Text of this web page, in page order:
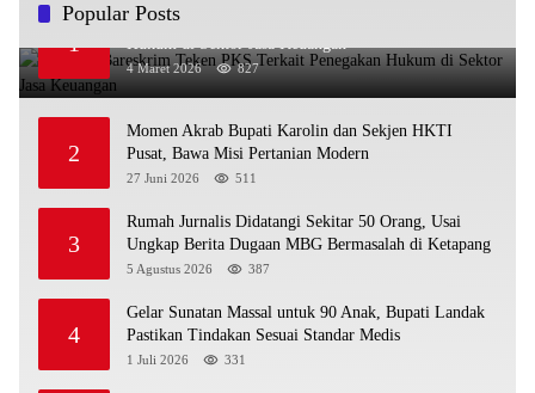
Popular Posts
1
OJK dan Bareskrim Teken PKS Terkait Penegakan
Hukum di Sektor Jasa Keuangan
4 Maret 2026 827
2
Momen Akrab Bupati Karolin dan Sekjen HKTI
27 Juni 2026 511
3
Rumah Jurnalis Didatangi Sekitar 50 Orang, Usai
Ungkap Berita Dugaan MBG Bermasalah di Ketapang
5 Agustus 2026 387
4
Gelar Sunatan Massal untuk 90 Anak, Bupati Landak
Pastikan Tindakan Sesuai Standar Medis
1 Juli 2026 331